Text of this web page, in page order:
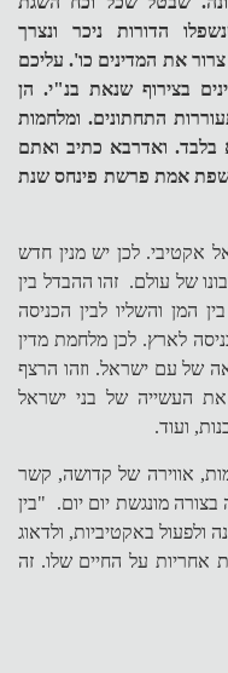
הדורות ניכר ונצרך
את המדינים כו'. עליכם
בצירוף שנאת בנ"י. הן
התחתונים. ומלחמות
בלבד. ואדרבא כתיב ואתם
שפת אמת פרשת פינחס שנת
אקטיבי. לכן יש מנין חדש
של עולם. זהו ההבדל בין
המן והשליו לבין הכניסה
לארץ. לכן מלחמת מדין
של עם ישראל. וזהו הרצף
העשייה של בני ישראל
ועוד.
אווירה של קדושה, קשר
מונגשת יום יום. "בין
באקטיביות, ולדאוג
אחריות על החיים שלו. זה